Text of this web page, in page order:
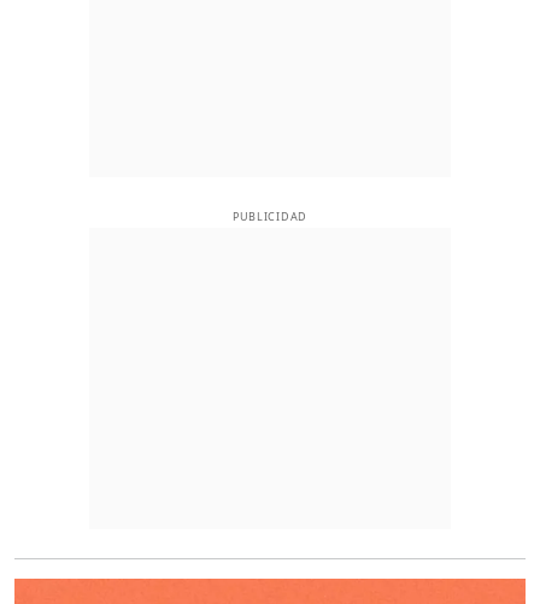
PUBLICIDAD